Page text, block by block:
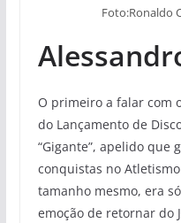
Foto:Ronaldo
O primeiro a falar com
do Lançamento de
“Gigante”, apelido que
conquistas no
tamanho mesmo, era
emoção de retornar do